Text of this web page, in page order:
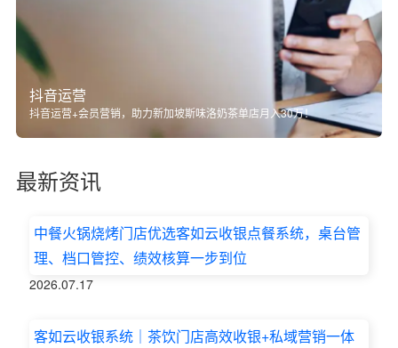
抖音运营
抖音运营+会员营销，助力新加坡斯味洛奶茶单店月入30万！
最新资讯
中餐火锅烧烤门店优选客如云收银点餐系统，桌台管
理、档口管控、绩效核算一步到位
2026.07.17
客如云收银系统｜茶饮门店高效收银+私域营销一体